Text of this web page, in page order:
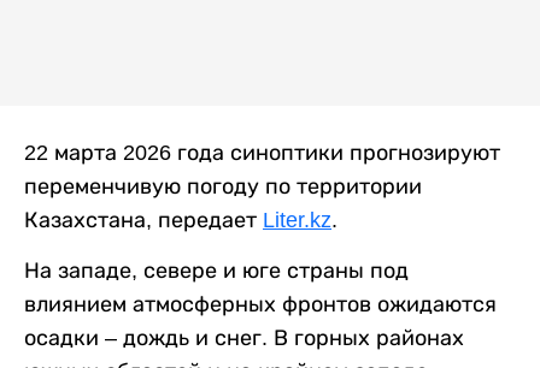
22 марта 2026 года синоптики прогнозируют
переменчивую погоду по территории
Казахстана, передает Liter.kz.
На западе, севере и юге страны под
влиянием атмосферных фронтов ожидаются
осадки – дождь и снег. В горных районах